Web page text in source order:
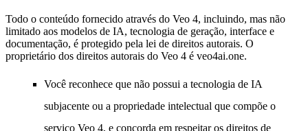
Todo o conteúdo fornecido através do Veo 4, incluindo, mas não
limitado aos modelos de IA, tecnologia de geração, interface e
documentação, é protegido pela lei de direitos autorais. O
proprietário dos direitos autorais do Veo 4 é veo4ai.one.
Você reconhece que não possui a tecnologia de IA
subjacente ou a propriedade intelectual que compõe o
serviço Veo 4, e concorda em respeitar os direitos de